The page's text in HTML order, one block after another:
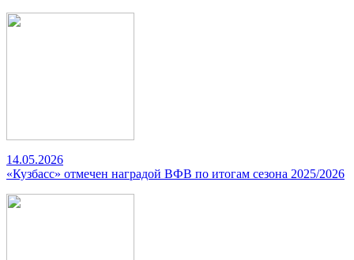
14.05.2026
«Кузбасс» отмечен наградой ВФВ по итогам сезона 2025/2026